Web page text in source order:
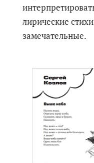
лирические
замечательные.